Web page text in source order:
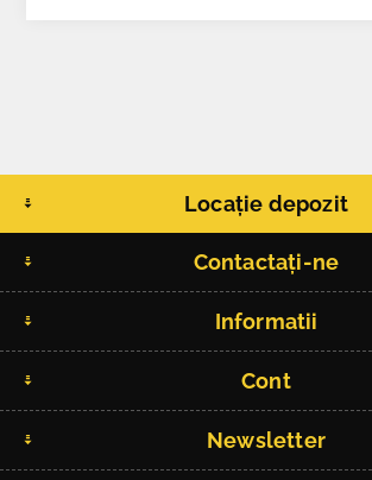
Locație depozit
Contactați-ne
Informatii
Cont
Newsletter